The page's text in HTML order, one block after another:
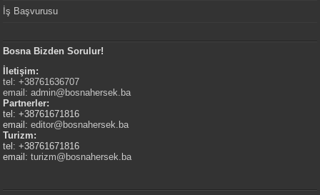
İş Başvurusu
Bosna Bizden Sorulur!
İletişim:
tel: +38761636707
email:admin@bosnahersek.ba
Partnerler:
tel: +38761671816
email:editor@bosnahersek.ba
Turizm:
tel: +38761671816
email:turizm@bosnahersek.ba